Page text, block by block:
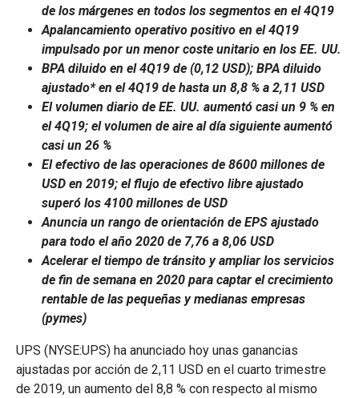
de los márgenes en todos los segmentos en el 4Q19
Apalancamiento operativo positivo en el 4Q19
impulsado por un menor coste unitario en los EE. UU.
BPA diluido en el 4Q19 de (0,12 USD); BPA diluido
ajustado* en el 4Q19 de hasta un 8,8 % a 2,11 USD
El volumen diario de EE. UU. aumentó casi un 9 % en
el 4Q19; el volumen de aire al día siguiente aumentó
casi un 26 %
El efectivo de las operaciones de 8600 millones de
USD en 2019; el flujo de efectivo libre ajustado
superó los 4100 millones de USD
Anuncia un rango de orientación de EPS ajustado
para todo el año 2020 de 7,76 a 8,06 USD
Acelerar el tiempo de tránsito y ampliar los servicios
de fin de semana en 2020 para captar el crecimiento
rentable de las pequeñas y medianas empresas
(pymes)
UPS (NYSE:UPS) ha anunciado hoy unas ganancias
ajustadas por acción de 2,11 USD en el cuarto trimestre
de 2019, un aumento del 8,8 % con respecto al mismo